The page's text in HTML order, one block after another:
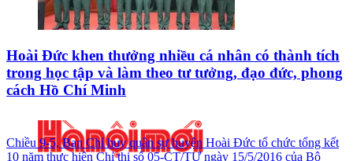
Hoài Đức khen thưởng nhiều cá nhân có thành tích
trong học tập và làm theo tư tưởng, đạo đức, phong
cách Hồ Chí Minh
Chiều 9-5, Ban Chỉ huy quân sự huyện Hoài Đức tổ chức tổng kết
10 năm thực hiện Chỉ thị số 05-CT/TƯ ngày 15/5/2016 của Bộ